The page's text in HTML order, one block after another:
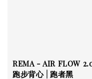
REMA - AIR FLOW
跑步背心 | 跑者黑